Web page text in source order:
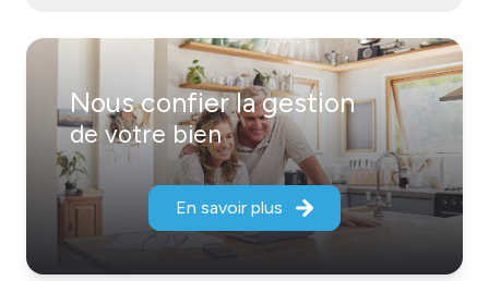
Nous confier la gestion
de votre bien
En savoir plus